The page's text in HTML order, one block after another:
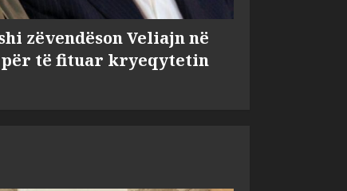
zëvendëson Veliajn në
për të fituar kryeqytetin